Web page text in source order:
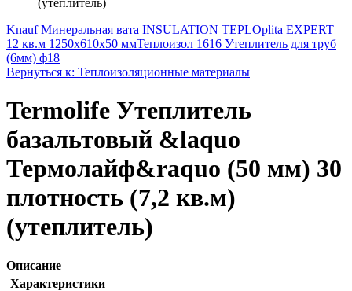
(утеплитель)
Knauf Минеральная вата INSULATION TEPLOplita EXPERT
12 кв.м 1250x610x50 ммТеплоизол 1616 Утеплитель для труб
(6мм) ф18
Вернуться к: Теплоизоляционные материалы
Termolife Утеплитель
базальтовый &laquo
Термолайф&raquo (50 мм) 30
плотность (7,2 кв.м)
(утеплитель)
Описание
Характеристики